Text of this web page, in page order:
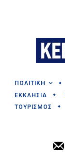
ΠΟΛΙΤΙΚΗ
ΕΚΚΛΗΣΙΑ
ΤΟΥΡΙΣΜΟΣ